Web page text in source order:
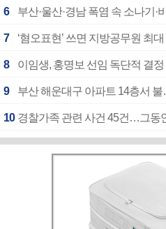
6 부산·울산·경남 폭염 속 소나기
7 ‘혐오표현’ 쓰면 지방공무원 최
8 이임생, 홍명보 선임 독단적 결
9 부산 해운대구 아파트 14층서
10 경찰가족 관련 사건 45건…그동